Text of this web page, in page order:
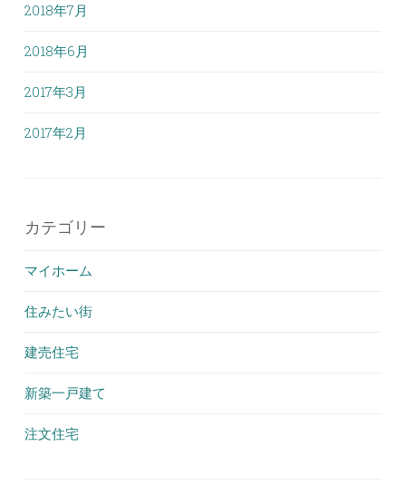
2018年7月
2018年6月
2017年3月
2017年2月
カテゴリー
マイホーム
住みたい街
建売住宅
新築一戸建て
注文住宅